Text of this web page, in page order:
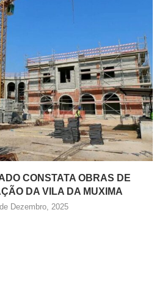
CONSTATA OBRAS DE
DA VILA DA MUXIMA
Dezembro, 2025